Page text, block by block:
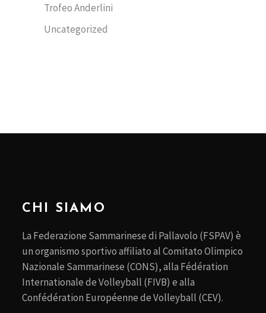
Trofeo Anderlini
Uncategorized
CHI SIAMO
La Federazione Sammarinese di Pallavolo (FSPAV) è
un organismo sportivo affiliato al Comitato Olimpico
Nazionale Sammarinese (CONS), alla Fédération
Internationale de Volleyball (FIVB) e alla
Confédération Européenne de Volleyball (CEV).